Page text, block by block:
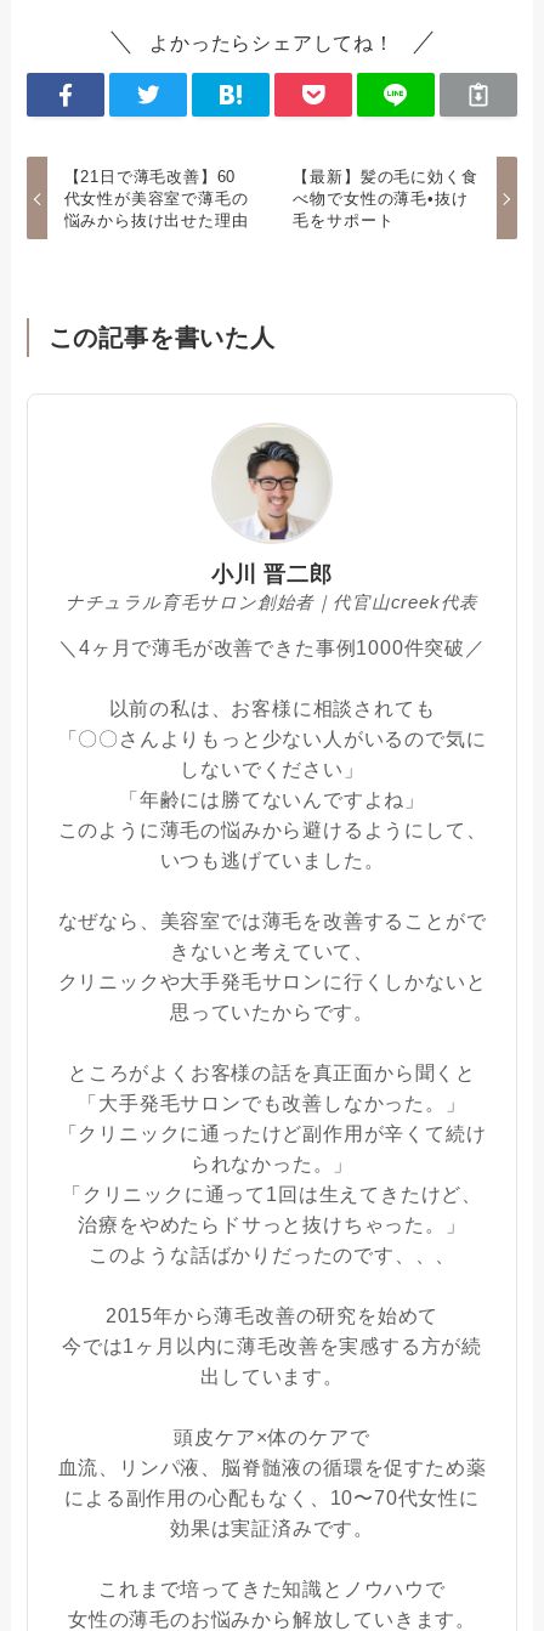
よかったらシェアしてね！
【21日で薄毛改善】60
代女性が美容室で薄毛の
悩みから抜け出せた理由
【最新】髪の毛に効く食
べ物で女性の薄毛•抜け
毛をサポート
この記事を書いた人
小川 晋二郎
ナチュラル育毛サロン創始者｜代官山creek代表
＼4ヶ月で薄毛が改善できた事例1000件突破／
以前の私は、お客様に相談されても
「〇〇さんよりもっと少ない人がいるので気に
しないでください」
「年齢には勝てないんですよね」
このように薄毛の悩みから避けるようにして、
いつも逃げていました。
なぜなら、美容室では薄毛を改善することがで
きないと考えていて、
クリニックや大手発毛サロンに行くしかないと
思っていたからです。
ところがよくお客様の話を真正面から聞くと
「大手発毛サロンでも改善しなかった。」
「クリニックに通ったけど副作用が辛くて続け
られなかった。」
「クリニックに通って1回は生えてきたけど、
治療をやめたらドサっと抜けちゃった。」
このような話ばかりだったのです、、、
2015年から薄毛改善の研究を始めて
今では1ヶ月以内に薄毛改善を実感する方が続
出しています。
頭皮ケア×体のケアで
血流、リンパ液、脳脊髄液の循環を促すため薬
による副作用の心配もなく、10〜70代女性に
効果は実証済みです。
これまで培ってきた知識とノウハウで
女性の薄毛のお悩みから解放していきます。